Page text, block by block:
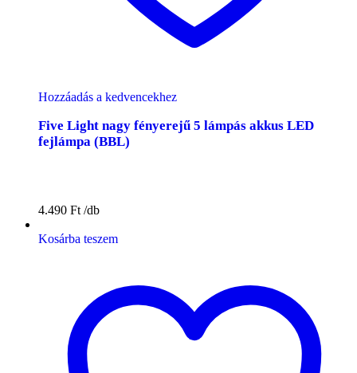
Hozzáadás a kedvencekhez
Five Light nagy fényerejű 5 lámpás akkus LED
fejlámpa (BBL)
4.490 Ft
Kosárba teszem